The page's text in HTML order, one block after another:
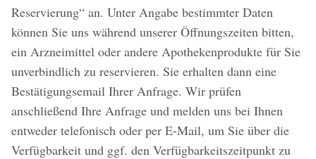
Reservierung“ an. Unter Angabe bestimmter Daten
können Sie uns während unserer Öffnungszeiten bitten,
ein Arzneimittel oder andere Apothekenprodukte für Sie
unverbindlich zu reservieren. Sie erhalten dann eine
Bestätigungsemail Ihrer Anfrage. Wir prüfen
anschließend Ihre Anfrage und melden uns bei Ihnen
entweder telefonisch oder per E-Mail, um Sie über die
Verfügbarkeit und ggf. den Verfügbarkeitszeitpunkt zu